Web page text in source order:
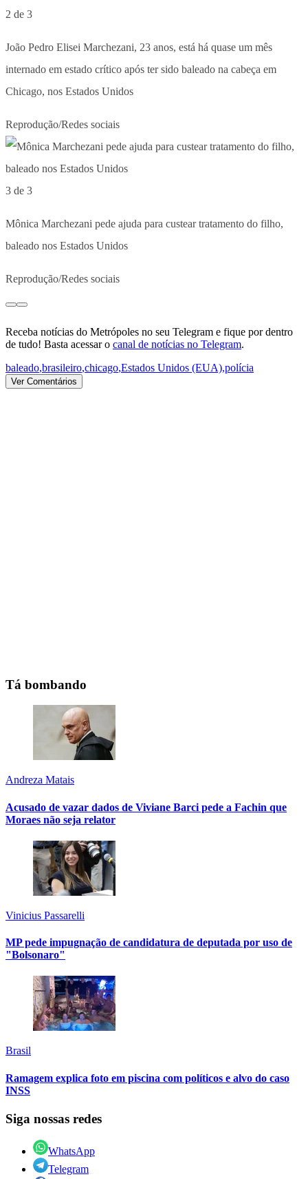
2 de 3
João Pedro Elisei Marchezani, 23 anos, está há quase um mês
internado em estado crítico após ter sido baleado na cabeça em
Chicago, nos Estados Unidos
Reprodução/Redes sociais
3 de 3
Mônica Marchezani pede ajuda para custear tratamento do filho,
baleado nos Estados Unidos
Reprodução/Redes sociais
Receba notícias do Metrópoles no seu Telegram e fique por dentro
de tudo! Basta acessar o canal de notícias no Telegram.
baleado,brasileiro,chicago,Estados Unidos (EUA),polícia
Ver Comentários
Tá bombando
Andreza Matais
Acusado de vazar dados de Viviane Barci pede a Fachin que
Moraes não seja relator
Vinicius Passarelli
MP pede impugnação de candidatura de deputada por uso de
"Bolsonaro"
Brasil
Ramagem explica foto em piscina com políticos e alvo do caso
INSS
Siga nossas redes
WhatsApp
Telegram